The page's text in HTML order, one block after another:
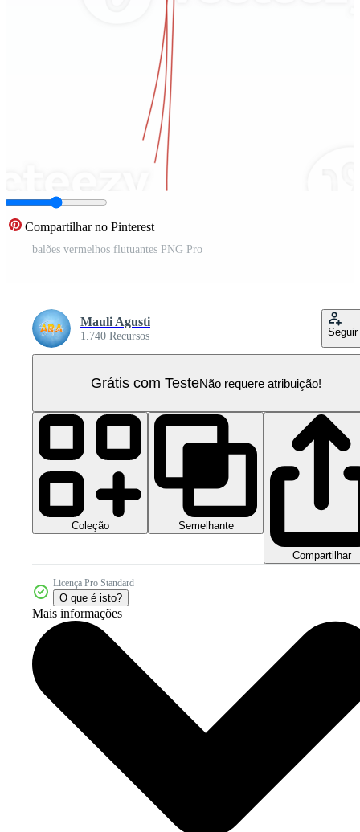
Compartilhar no Pinterest
balões vermelhos flutuantes PNG Pro
Mauli Agusti
1.740 Recursos Seguir
Grátis com TesteNão requere atribuição!
Coleção Semelhante
Compartilhar
Licença Pro Standard
O que é isto?
Mais informações